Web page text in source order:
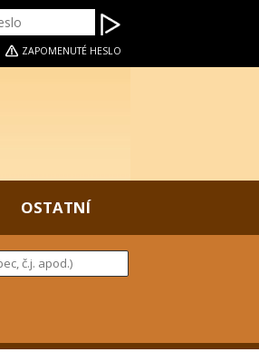
ZAPOMENUTÉ HESLO
OSTATNÍ